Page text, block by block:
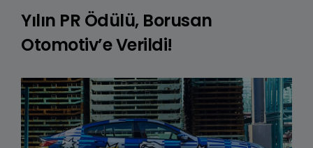
Yılın PR Ödülü, Borusan
Otomotiv’e Verildi!